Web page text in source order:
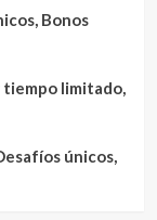
Bonos
limitado,
únicos,